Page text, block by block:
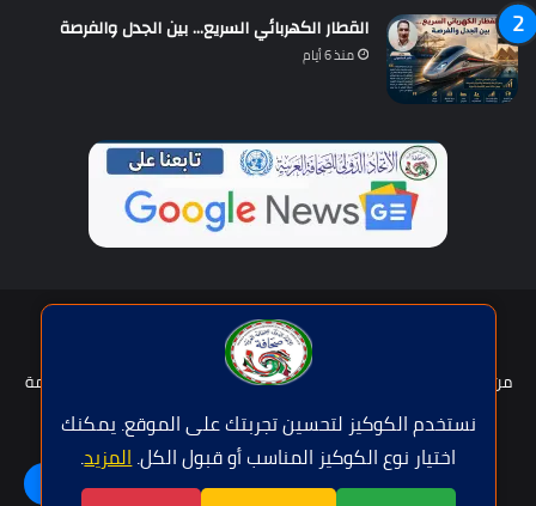
نستخدم الكوكيز لتحسين تجربتك على الموقع. يمكنك
اختيار نوع الكوكيز المناسب أو قبول الكل.المزيد.
القطار الكهربائي السريع… بين الجدل والفرصة
منذ 6 أيام
حقوق النشر © | جميع الحقوق محفوظة للاتحاد الدولى للصحافة العربية
2026
من نحن؟
عضوية الإتحاد سياسة الخصوصية
شروط الخدمة
اتصل بنا
فيسبوكتويتر يوتيوبواتساب
اللغة | Langue